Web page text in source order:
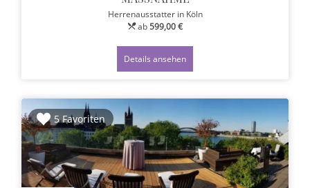
Herrenausstatter in Köln
ab599,00 €
Details ansehen
5 Favoriten